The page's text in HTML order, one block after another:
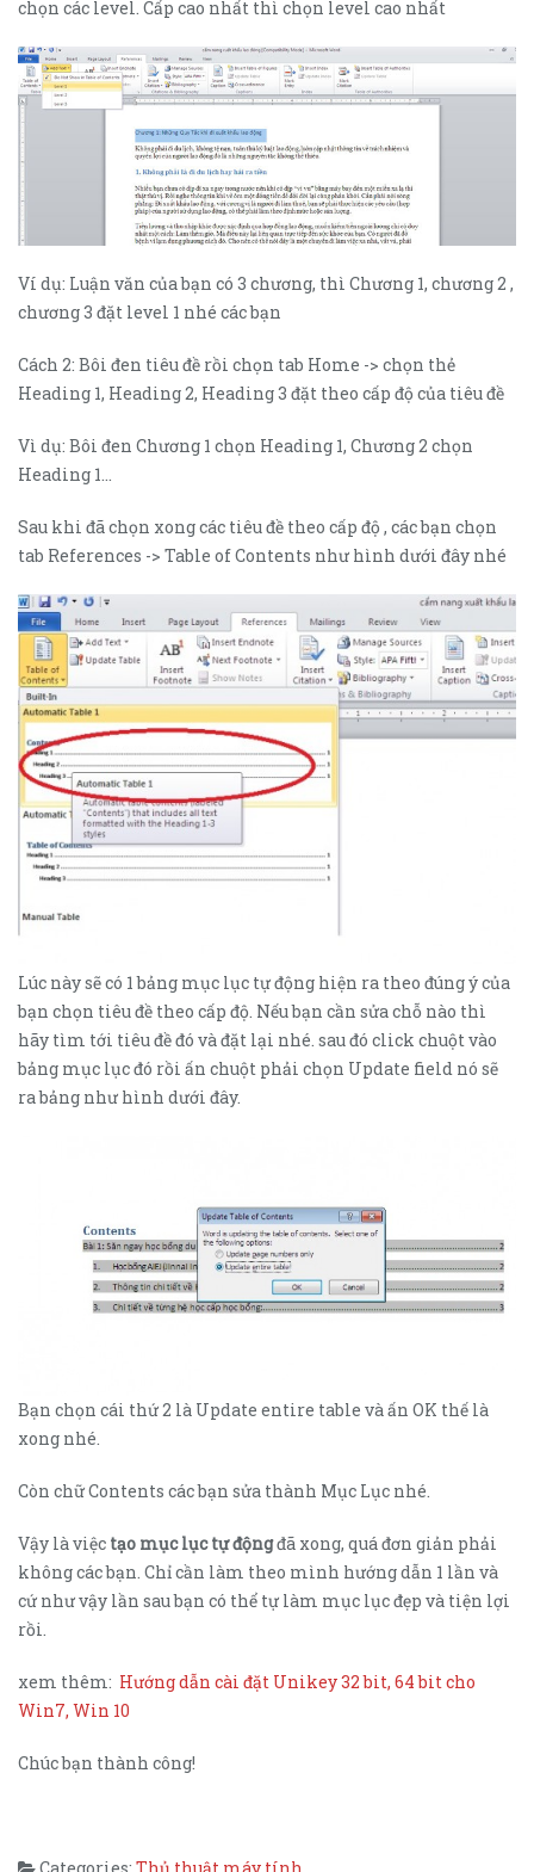
chọn các level. Cấp cao nhất thì chọn level cao nhất
Ví dụ: Luận văn của bạn có 3 chương, thì Chương 1, chương 2 ,
chương 3 đặt level 1 nhé các bạn
Cách 2: Bôi đen tiêu đề rồi chọn tab Home -> chọn thẻ
Heading 1, Heading 2, Heading 3 đặt theo cấp độ của tiêu đề
Vì dụ: Bôi đen Chương 1 chọn Heading 1, Chương 2 chọn
Heading 1…
Sau khi đã chọn xong các tiêu đề theo cấp độ , các bạn chọn
tab References -> Table of Contents như hình dưới đây nhé
Lúc này sẽ có 1 bảng mục lục tự động hiện ra theo đúng ý của
bạn chọn tiêu đề theo cấp độ. Nếu bạn cần sửa chỗ nào thì
hãy tìm tới tiêu đề đó và đặt lại nhé. sau đó click chuột vào
bảng mục lục đó rồi ấn chuột phải chọn Update field nó sẽ
ra bảng như hình dưới đây.
Bạn chọn cái thứ 2 là Update entire table và ấn OK thế là
xong nhé.
Còn chữ Contents các bạn sửa thành Mục Lục nhé.
Vậy là việc tạo mục lục tự độngđã xong, quá đơn giản phải
không các bạn. Chỉ cần làm theo mình hướng dẫn 1 lần và
cứ như vậy lần sau bạn có thể tự làm mục lục đẹp và tiện lợi
rồi.
xem thêm: Hướng dẫn cài đặt Unikey 32 bit, 64 bit cho
Win7, Win 10
Chúc bạn thành công!
Categories: Thủ thuật máy tính